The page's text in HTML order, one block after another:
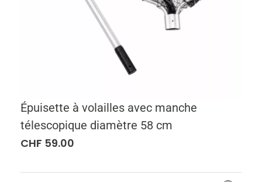
Épuisette à volailles avec manche
télescopique diamètre 58 cm
CHF 59.00